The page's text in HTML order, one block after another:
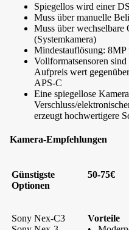
Spiegellos wird einer
Muss über manuelle
Muss über wechselbare
(Systemkamera)
Mindestauflösung:
Vollformatsensoren sind
Aufpreis wert gegenüber
APS-C
Eine spiegellose
Verschluss/
erzeugt hochwertigere
Kamera-Empfehlungen
Günstigste
Optionen
50-75€
Sony Nex-C3
Vorteile